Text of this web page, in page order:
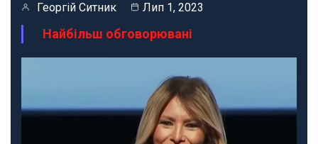
Георгій Ситник Лип 1, 2023
Найбільш обговорювані